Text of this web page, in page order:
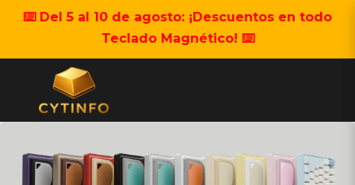
⌨️ Del 5 al 10 de agosto: ¡Descuentos en todo
Teclado Magnético! ⌨️